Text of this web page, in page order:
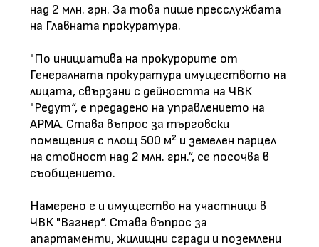
над 2 млн. грн. За това пише пресслужбата
на Главната прокуратура.
"По инициатива на прокурорите от
Генералната прокуратура имуществото на
лицата, свързани с дейността на ЧВК
"Редут“, е предадено на управлението на
АРМА. Става въпрос за търговски
помещения с площ 500 м² и земелен парцел
на стойност над 2 млн. грн.“, се посочва в
съобщението.
Намерено е и имущество на участници в
ЧВК "Вагнер“. Става въпрос за
апартаменти, жилищни сгради и поземлени